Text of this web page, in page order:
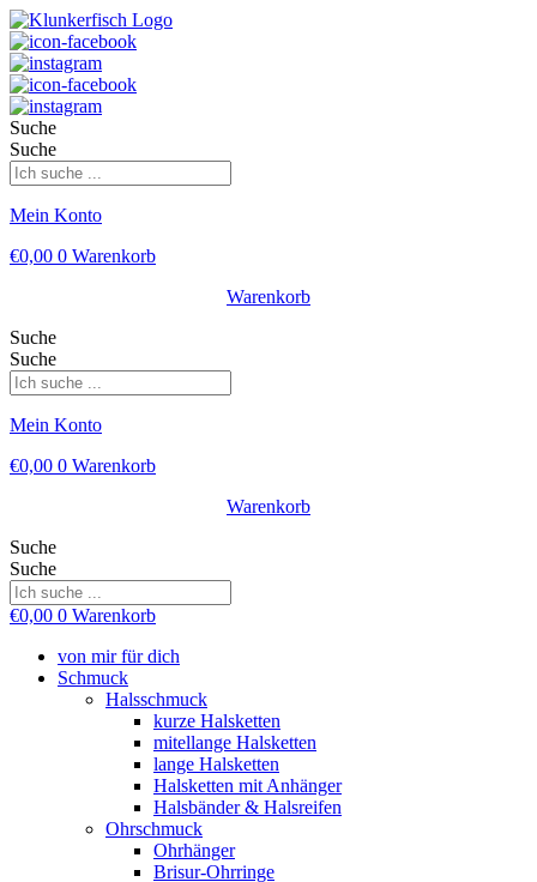
Suche
Suche
Mein Konto
€0,00 0 Warenkorb
Warenkorb
Suche
Suche
Mein Konto
€0,00 0 Warenkorb
Warenkorb
Suche
Suche
€0,00 0 Warenkorb
von mir für dich
Schmuck
Halsschmuck
kurze Halsketten
mitellange Halsketten
lange Halsketten
Halsketten mit Anhänger
Halsbänder & Halsreifen
Ohrschmuck
Ohrhänger
Brisur-Ohrringe